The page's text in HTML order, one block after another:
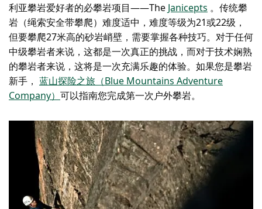
利亚攀岩爱好者的必攀岩项目——The Janicepts 。传统攀
岩（绳索安全带攀爬）难度适中，难度等级为21或22级，
但要攀爬27米高的砂岩峭壁，需要掌握各种技巧。对于任何
中级攀岩者来说，这都是一次真正的挑战，而对于技术娴熟
的攀岩者来说，这将是一次充满乐趣的体验。如果您是攀岩
新手， 蓝山探险之旅（Blue Mountains Adventure
Company） 可以指南您完成第一次户外攀岩。